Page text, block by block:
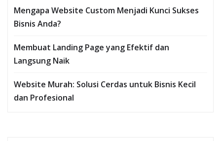
Mengapa Website Custom Menjadi Kunci Sukses
Bisnis Anda?
Membuat Landing Page yang Efektif dan
Langsung Naik
Website Murah: Solusi Cerdas untuk Bisnis Kecil
dan Profesional